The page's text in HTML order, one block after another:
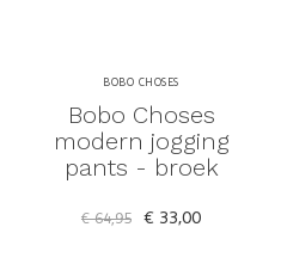
BOBO CHOSES
Bobo Choses
modern jogging
pants - broek
€ 64,95 € 33,00